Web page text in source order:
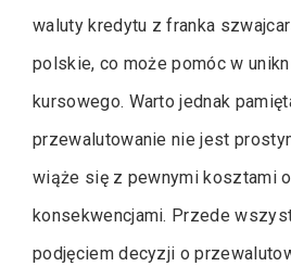
waluty kredytu z franka
polskie, co może pomóc w
kursowego. Warto jednak
przewalutowanie nie jest
wiąże się z pewnymi kosztami
konsekwencjami. Przede
podjęciem decyzji o